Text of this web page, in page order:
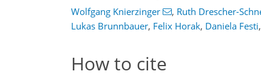
Wolfgang Knierzinger , Ruth Drescher-
Lukas Brunnbauer, Felix Horak, Daniela Festi,
How to cite